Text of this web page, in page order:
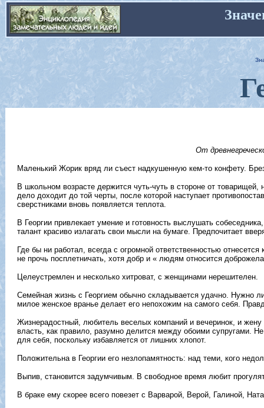
От
Маленький Жорик вряд ли съест надкушенную кем-то конфету.
В школьном возрасте держится чуть-чуть в стороне от
дело доходит до той черты, после которой наступает
сверстниками вновь появляется теплота.
В Георгии привлекает умение и готовность выслушать
талант красиво излагать свои мысли на бумаге. Предпочитает
Где бы ни работал, всегда с огромной ответственностью
не прочь посплетничать, хотя добр и « людям относится
Целеустремлен и несколько хитроват, с женщинами нерешителен.
Семейная жизнь с Георгием обычно складывается удачно. Нужно
милое женское вранье делает его непохожим на самого себя.
Жизнерадостный, любитель веселых компаний и вечеринок, и
власть, как правило, разумно делится между обоими супругами.
для себя, поскольку избавляется от лишних хлопот.
Положительна в Георгии его незлопамятность: над теми, кого
Выпив, становится задумчивым. В свободное время любит
В браке ему скорее всего повезет с Варварой, Верой, Галиной,